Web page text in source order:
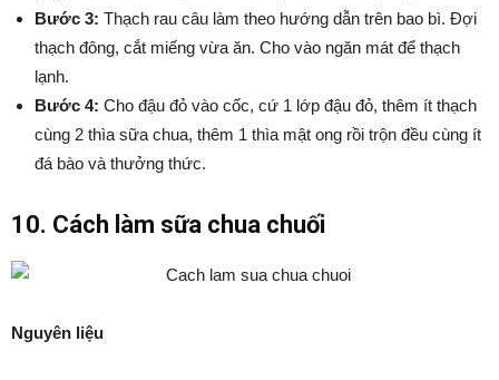
Bước 3: Thạch rau câu làm theo hướng dẫn trên bao bì. Đợi
thạch đông, cắt miếng vừa ăn. Cho vào ngăn mát để thạch
lạnh.
Bước 4: Cho đậu đỏ vào cốc, cứ 1 lớp đậu đỏ, thêm ít thạch
cùng 2 thìa sữa chua, thêm 1 thìa mật ong rồi trộn đều cùng ít
đá bào và thưởng thức.
10. Cách làm sữa chua chuối
Nguyên liệu